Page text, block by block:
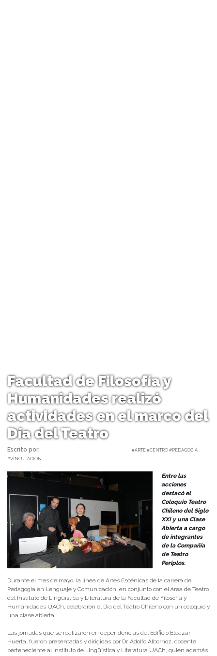
Facultad de Filosofía y
Humanidades realizó
actividades en el marco del
Día del Teatro
Escrito por:
#ARTE #CENTRO #PEDAGOGÍA
#VINCULACION
Entre las
acciones
destacó el
Coloquio Teatro
Chileno del Siglo
XXI y una Clase
Abierta a cargo
de integrantes
de la Compañía
de Teatro
Periplos.
Durante el mes de mayo, la línea de Artes Escénicas de la carrera de
Pedagogía en Lenguaje y Comunicación, en conjunto con el área de Teatro
del Instituto de Lingüística y Literatura de la Facultad de Filosofía y
Humanidades UACh, celebraron el Día del Teatro Chileno con un coloquio y
una clase abierta.
Las jornadas que se realizaron en dependencias del Edificio Eleazar
Huerta, fueron presentadas y dirigidas por Dr. Adolfo Albornoz, docente
perteneciente al Instituto de Lingüística y Literatura UACh, quien además